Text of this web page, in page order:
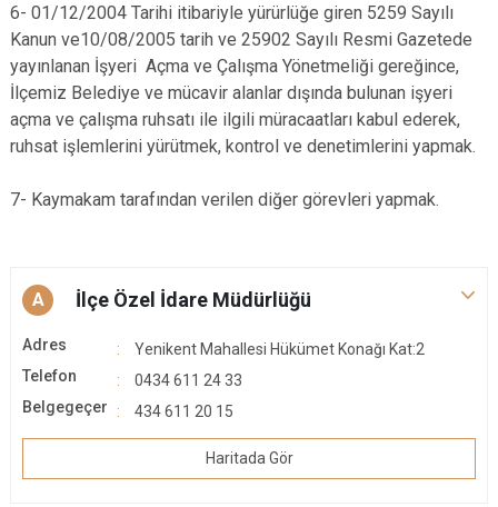
6- 01/12/2004 Tarihi itibariyle yürürlüğe giren 5259 Sayılı
Kanun ve10/08/2005 tarih ve 25902 Sayılı Resmi Gazetede
yayınlanan İşyeri Açma ve Çalışma Yönetmeliği gereğince,
İlçemiz Belediye ve mücavir alanlar dışında bulunan işyeri
açma ve çalışma ruhsatı ile ilgili müracaatları kabul ederek,
ruhsat işlemlerini yürütmek, kontrol ve denetimlerini yapmak.
7- Kaymakam tarafından verilen diğer görevleri yapmak.
A İlçe Özel İdare Müdürlüğü
Adres
Yenikent Mahallesi Hükümet Konağı Kat:2
Telefon
0434 611 24 33
Belgegeçer
434 611 20 15
Haritada Gör